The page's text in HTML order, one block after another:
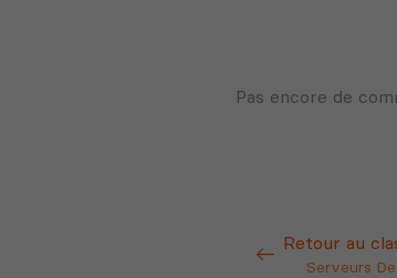
Retour au
Serveurs